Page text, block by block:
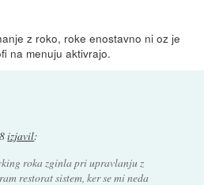
z roko, roke enostavno ni oz je
na menuju aktivrajo.
izjavil:
roka zginla pri upravlanju z
restorat sistem, ker se mi neda